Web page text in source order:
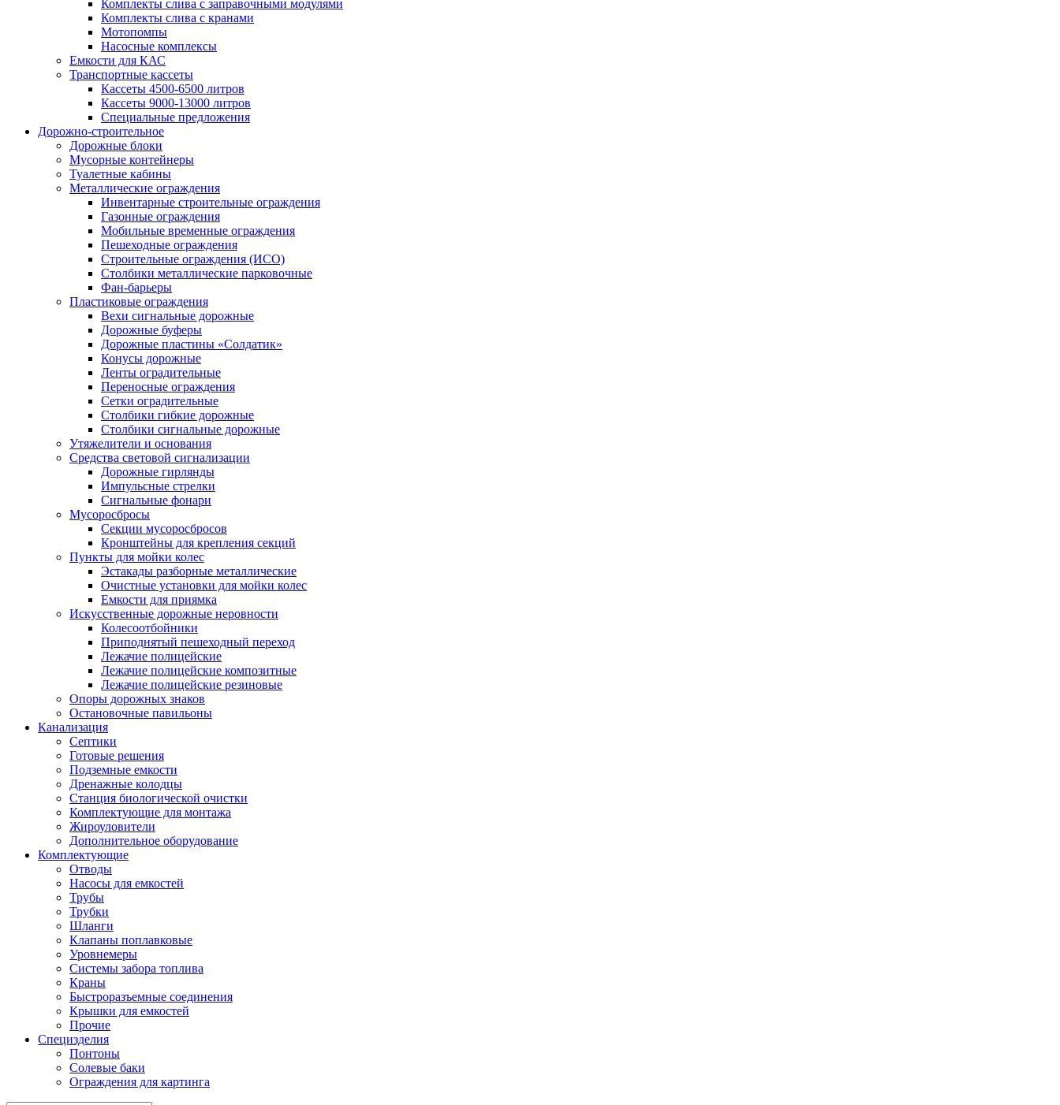
Комплекты слива с заправочными модулями
Комплекты слива с кранами
Мотопомпы
Насосные комплексы
Емкости для КАС
Транспортные кассеты
Кассеты 4500-6500 литров
Кассеты 9000-13000 литров
Специальные предложения
Дорожно-строительное
Дорожные блоки
Мусорные контейнеры
Туалетные кабины
Металлические ограждения
Инвентарные строительные ограждения
Газонные ограждения
Мобильные временные ограждения
Пешеходные ограждения
Строительные ограждения (ИСО)
Столбики металлические парковочные
Фан-барьеры
Пластиковые ограждения
Вехи сигнальные дорожные
Дорожные буферы
Дорожные пластины «Солдатик»
Конусы дорожные
Ленты оградительные
Переносные ограждения
Сетки оградительные
Столбики гибкие дорожные
Столбики сигнальные дорожные
Утяжелители и основания
Средства световой сигнализации
Дорожные гирлянды
Импульсные стрелки
Сигнальные фонари
Мусоросбросы
Секции мусоросбросов
Кронштейны для крепления секций
Пункты для мойки колес
Эстакады разборные металлические
Очистные установки для мойки колес
Емкости для приямка
Искусственные дорожные неровности
Колесоотбойники
Приподнятый пешеходный переход
Лежачие полицейские
Лежачие полицейские композитные
Лежачие полицейские резиновые
Опоры дорожных знаков
Остановочные павильоны
Канализация
Септики
Готовые решения
Подземные емкости
Дренажные колодцы
Станция биологической очистки
Комплектующие для монтажа
Жироуловители
Дополнительное оборудование
Комплектующие
Отводы
Насосы для емкостей
Трубы
Трубки
Шланги
Клапаны поплавковые
Уровнемеры
Системы забора топлива
Краны
Быстроразъемные соединения
Крышки для емкостей
Прочие
Специзделия
Понтоны
Солевые баки
Ограждения для картинга